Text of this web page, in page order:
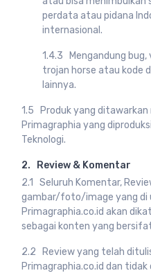
perdata atau pidana
internasional.
1.4.3 Mengandung bug,
trojan horse atau kode
lainnya.
1.5 Produk yang ditawarkan
Primagraphia yang
Teknologi.
2. Review & Komentar
2.1 Seluruh Komentar,
gambar/foto/image yang di
Primagraphia.co.id akan
sebagai konten yang
2.2 Review yang telah
Primagraphia.co.id dan